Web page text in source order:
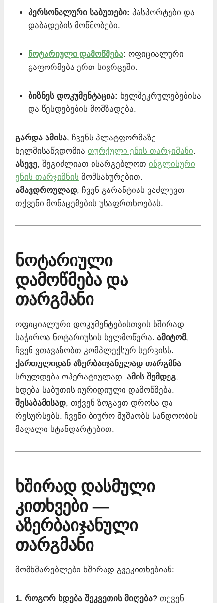
პერსონალური საბუთები: პასპორტები და
დაბადების მოწმობები.
ნოტარიული დამოწმება: ოფიციალური
გაფორმება ერთ სივრცეში.
ბიზნეს დოკუმენტაცია: ხელშეკრულებებისა
და წესდებების მომზადება.
გარდა ამისა, ჩვენს პლატფორმაზე
ხელმისაწვდომია თურქული ენის თარჯიმანი.
ასევე, შეგიძლიათ ისარგებლოთ ინგლისური
ენის თარჯიმნის მომსახურებით.
ამავდროულად, ჩვენ გარანტიას ვაძლევთ
თქვენი მონაცემების უსაფრთხოებას.
ნოტარიული
დამოწმება და
თარგმანი
ოფიციალური დოკუმენტებისთვის ხშირად
საჭიროა ნოტარიუსის ხელმოწერა. ამიტომ,
ჩვენ ვთავაზობთ კომპლექსურ სერვისს.
ქართულიდან აზერბაიჯანულად თარგმნა
სრულდება ოპერატიულად. ამის შემდეგ,
ხდება საბუთის იურიდიული დამოწმება.
შესაბამისად, თქვენ ზოგავთ დროსა და
რესურსებს. ჩვენი ბიურო მუშაობს სანდოობის
მაღალი სტანდარტებით.
ხშირად დასმული
კითხვები —
აზერბაიჯანული
თარგმანი
მომხმარებლები ხშირად გვეკითხებიან:
1. როგორ ხდება შეკვეთის მიღება? თქვენ